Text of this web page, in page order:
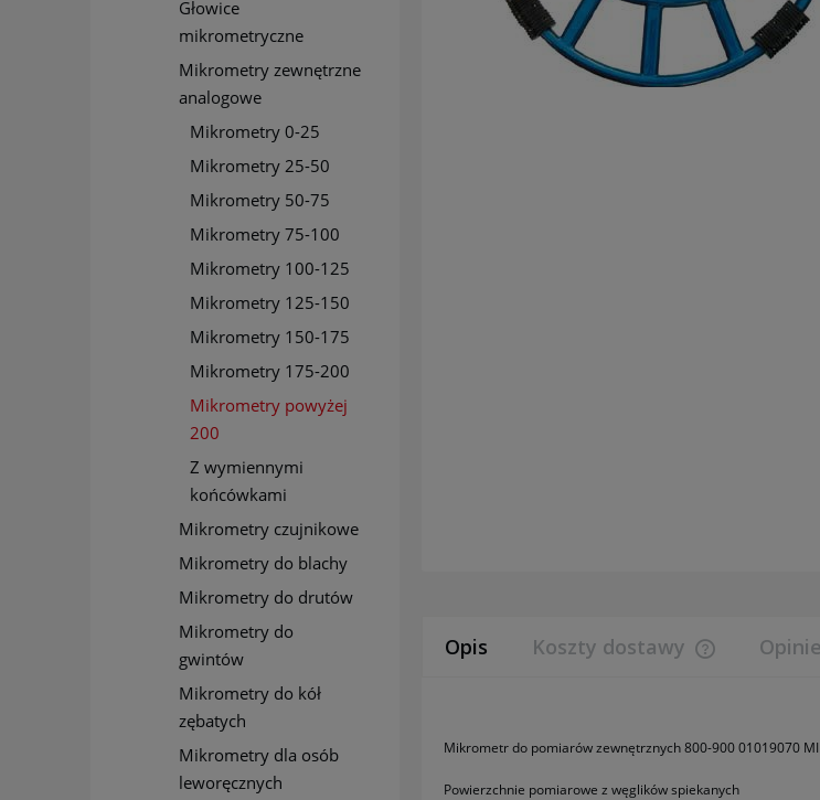
Głowice
mikrometryczne
Mikrometry zewnętrzne
analogowe
Mikrometry 0-25
Mikrometry 25-50
Mikrometry 50-75
Mikrometry 75-100
Mikrometry 100-125
Mikrometry 125-150
Mikrometry 150-175
Mikrometry 175-200
Mikrometry powyżej
200
Z wymiennymi
końcówkami
Mikrometry czujnikowe
Mikrometry do blachy
Mikrometry do drutów
Mikrometry do
gwintów
Mikrometry do kół
zębatych
Mikrometry dla osób
leworęcznych
Opis Koszty dostawy
Mikrometr do pomiarów zewnętrznych 800-900 01019070
Powierzchnie pomiarowe z węglików spiekanych